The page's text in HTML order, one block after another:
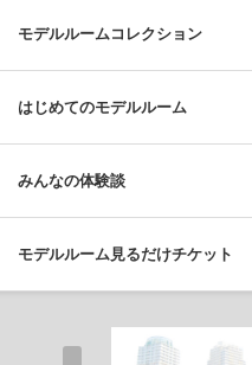
モデルルームコレクション
はじめてのモデルルーム
みんなの体験談
モデルルーム見るだけチケット